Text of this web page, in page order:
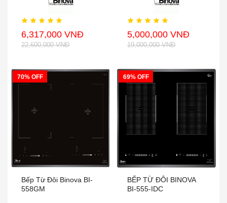
6,317,000 VNĐ
22,600,000 VNĐ
5,000,000 VNĐ
19,000,000 VNĐ
70% OFF
Bếp Từ Đôi Binova BI-
558GM
69% OFF
BẾP TỪ ĐÔI BINOVA
BI-555-IDC